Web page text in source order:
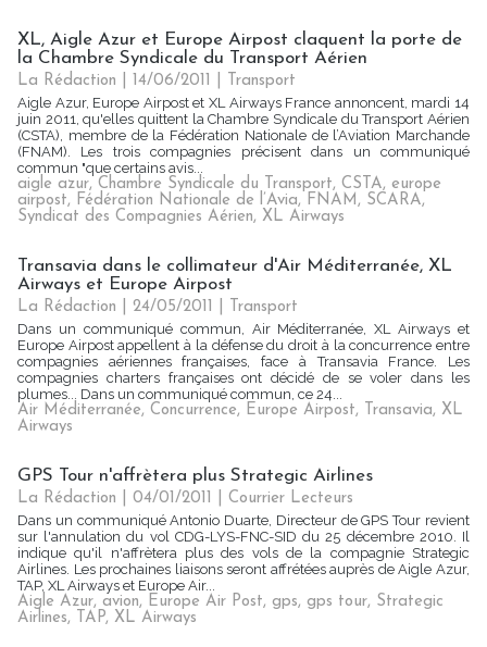
XL, Aigle Azur et Europe Airpost claquent la porte de
la Chambre Syndicale du Transport Aérien
La Rédaction | 14/06/2011
Transport
Aigle Azur, Europe Airpost et XL Airways France annoncent, mardi 14
juin 2011, qu'elles quittent la Chambre Syndicale du Transport Aérien
(CSTA), membre de la Fédération Nationale de l’Aviation Marchande
(FNAM). Les trois compagnies précisent dans un communiqué
commun "que certains avis...
aigle azur, Chambre Syndicale du Transport, CSTA, europe
airpost, Fédération Nationale de l’Avia, FNAM, SCARA,
Syndicat des Compagnies Aérien, XL Airways
Transavia dans le collimateur d'Air Méditerranée, XL
Airways et Europe Airpost
La Rédaction | 24/05/2011
Transport
Dans un communiqué commun, Air Méditerranée, XL Airways et
Europe Airpost appellent à la défense du droit à la concurrence entre
compagnies aériennes françaises, face à Transavia France. Les
compagnies charters françaises ont décidé de se voler dans les
plumes... Dans un communiqué commun, ce 24...
Air Méditerranée, Concurrence, Europe Airpost, Transavia, XL
Airways
GPS Tour n'affrètera plus Strategic Airlines
La Rédaction | 04/01/2011
Courrier Lecteurs
Dans un communiqué Antonio Duarte, Directeur de GPS Tour revient
sur l'annulation du vol CDG-LYS-FNC-SID du 25 décembre 2010. Il
indique qu'il n'affrètera plus des vols de la compagnie Strategic
Airlines. Les prochaines liaisons seront affrétées auprès de Aigle Azur,
TAP, XL Airways et Europe Air...
Aigle Azur, avion, Europe Air Post, gps, gps tour, Strategic
Airlines, TAP, XL Airways